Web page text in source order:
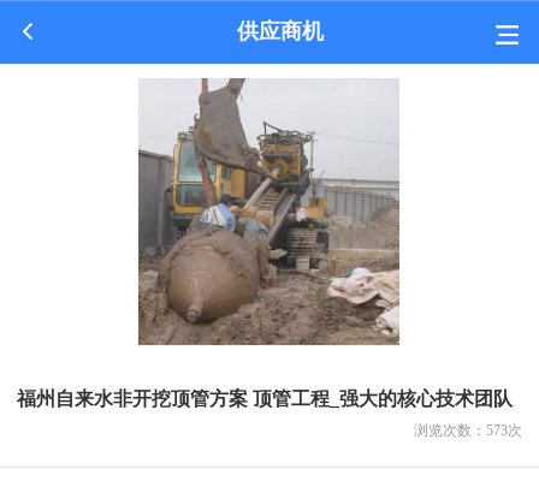
供应商机
福州自来水非开挖顶管方案 顶管工程_强大的核心技术团队
浏览次数： 573次